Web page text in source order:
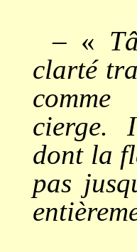
– «
clarté
comme
cierge.
dont la
pas